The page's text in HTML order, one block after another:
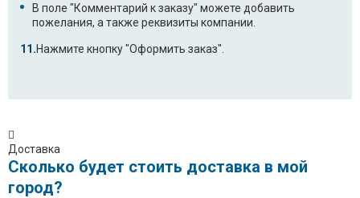
WD-10132TU.AOWPKZH
WD-
80130NUP.AOWPTSK
F1096ND3.ABWPCOM
WD-
В поле "Комментарий к заказу" можете добавить
пожелания, а также реквизиты компании.
Нажмите кнопку "Оформить заказ".
Доставка
Сколько будет стоить доставка в мой
город?